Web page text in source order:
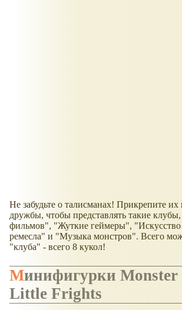
​Не забудьте о талисманах! Прикрепите их
дружбы, чтобы представлять такие
фильмов", "Жуткие геймеры",
ремесла" и "Музыка монстров". ​Всего
"клуба" - всего 8 кукол!
Минифигурки Monster High
Little Frights